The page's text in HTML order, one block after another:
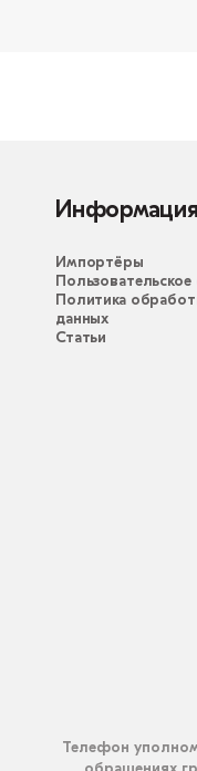
Информация
Импортёры
Политика
данных
Статьи
Телефон